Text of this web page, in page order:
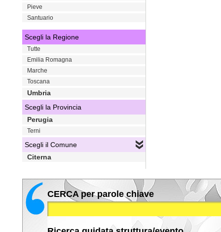
Pieve
Santuario
Scegli la Regione
Tutte
Emilia Romagna
Marche
Toscana
Umbria
Scegli la Provincia
Perugia
Terni
Scegli il Comune
Citerna
CERCA per parole chiave